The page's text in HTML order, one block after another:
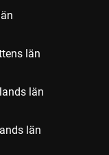
län
län
län